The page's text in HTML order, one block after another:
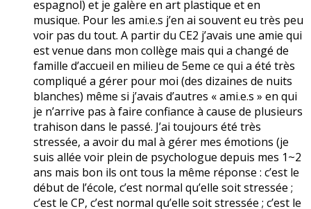
espagnol) et je galère en art plastique et en
musique. Pour les ami.e.s j’en ai souvent eu très peu
voir pas du tout. A partir du CE2 j’avais une amie qui
est venue dans mon collège mais qui a changé de
famille d’accueil en milieu de 5eme ce qui a été très
compliqué a gérer pour moi (des dizaines de nuits
blanches) même si j’avais d’autres « ami.e.s » en qui
je n’arrive pas à faire confiance à cause de plusieurs
trahison dans le passé. J’ai toujours été très
stressée, a avoir du mal à gérer mes émotions (je
suis allée voir plein de psychologue depuis mes 1~2
ans mais bon ils ont tous la même réponse : c’est le
début de l’école, c’est normal qu’elle soit stressée ;
c’est le CP, c’est normal qu’elle soit stressée ; c’est le